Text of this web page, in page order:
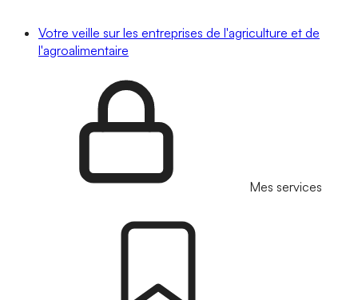
Votre veille sur les entreprises de l'agriculture et de
l'agroalimentaire
Mes services